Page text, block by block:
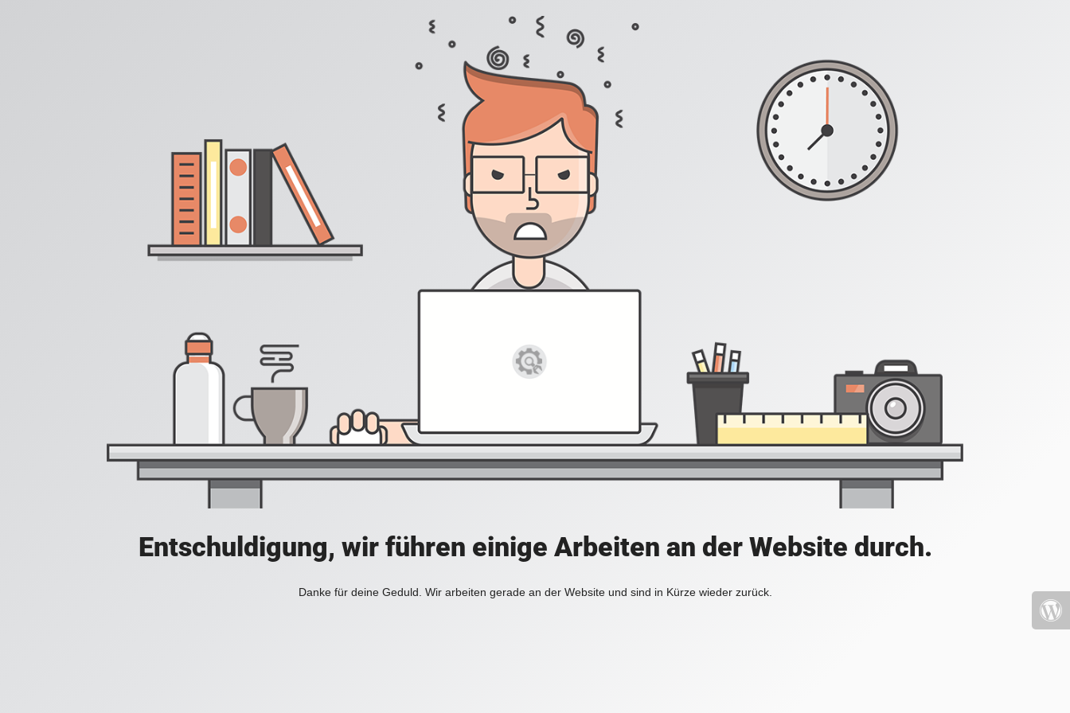
Entschuldigung, wir führen einige Arbeiten an der Website durch.
Danke für deine Geduld. Wir arbeiten gerade an der Website und sind in Kürze wieder zurück.